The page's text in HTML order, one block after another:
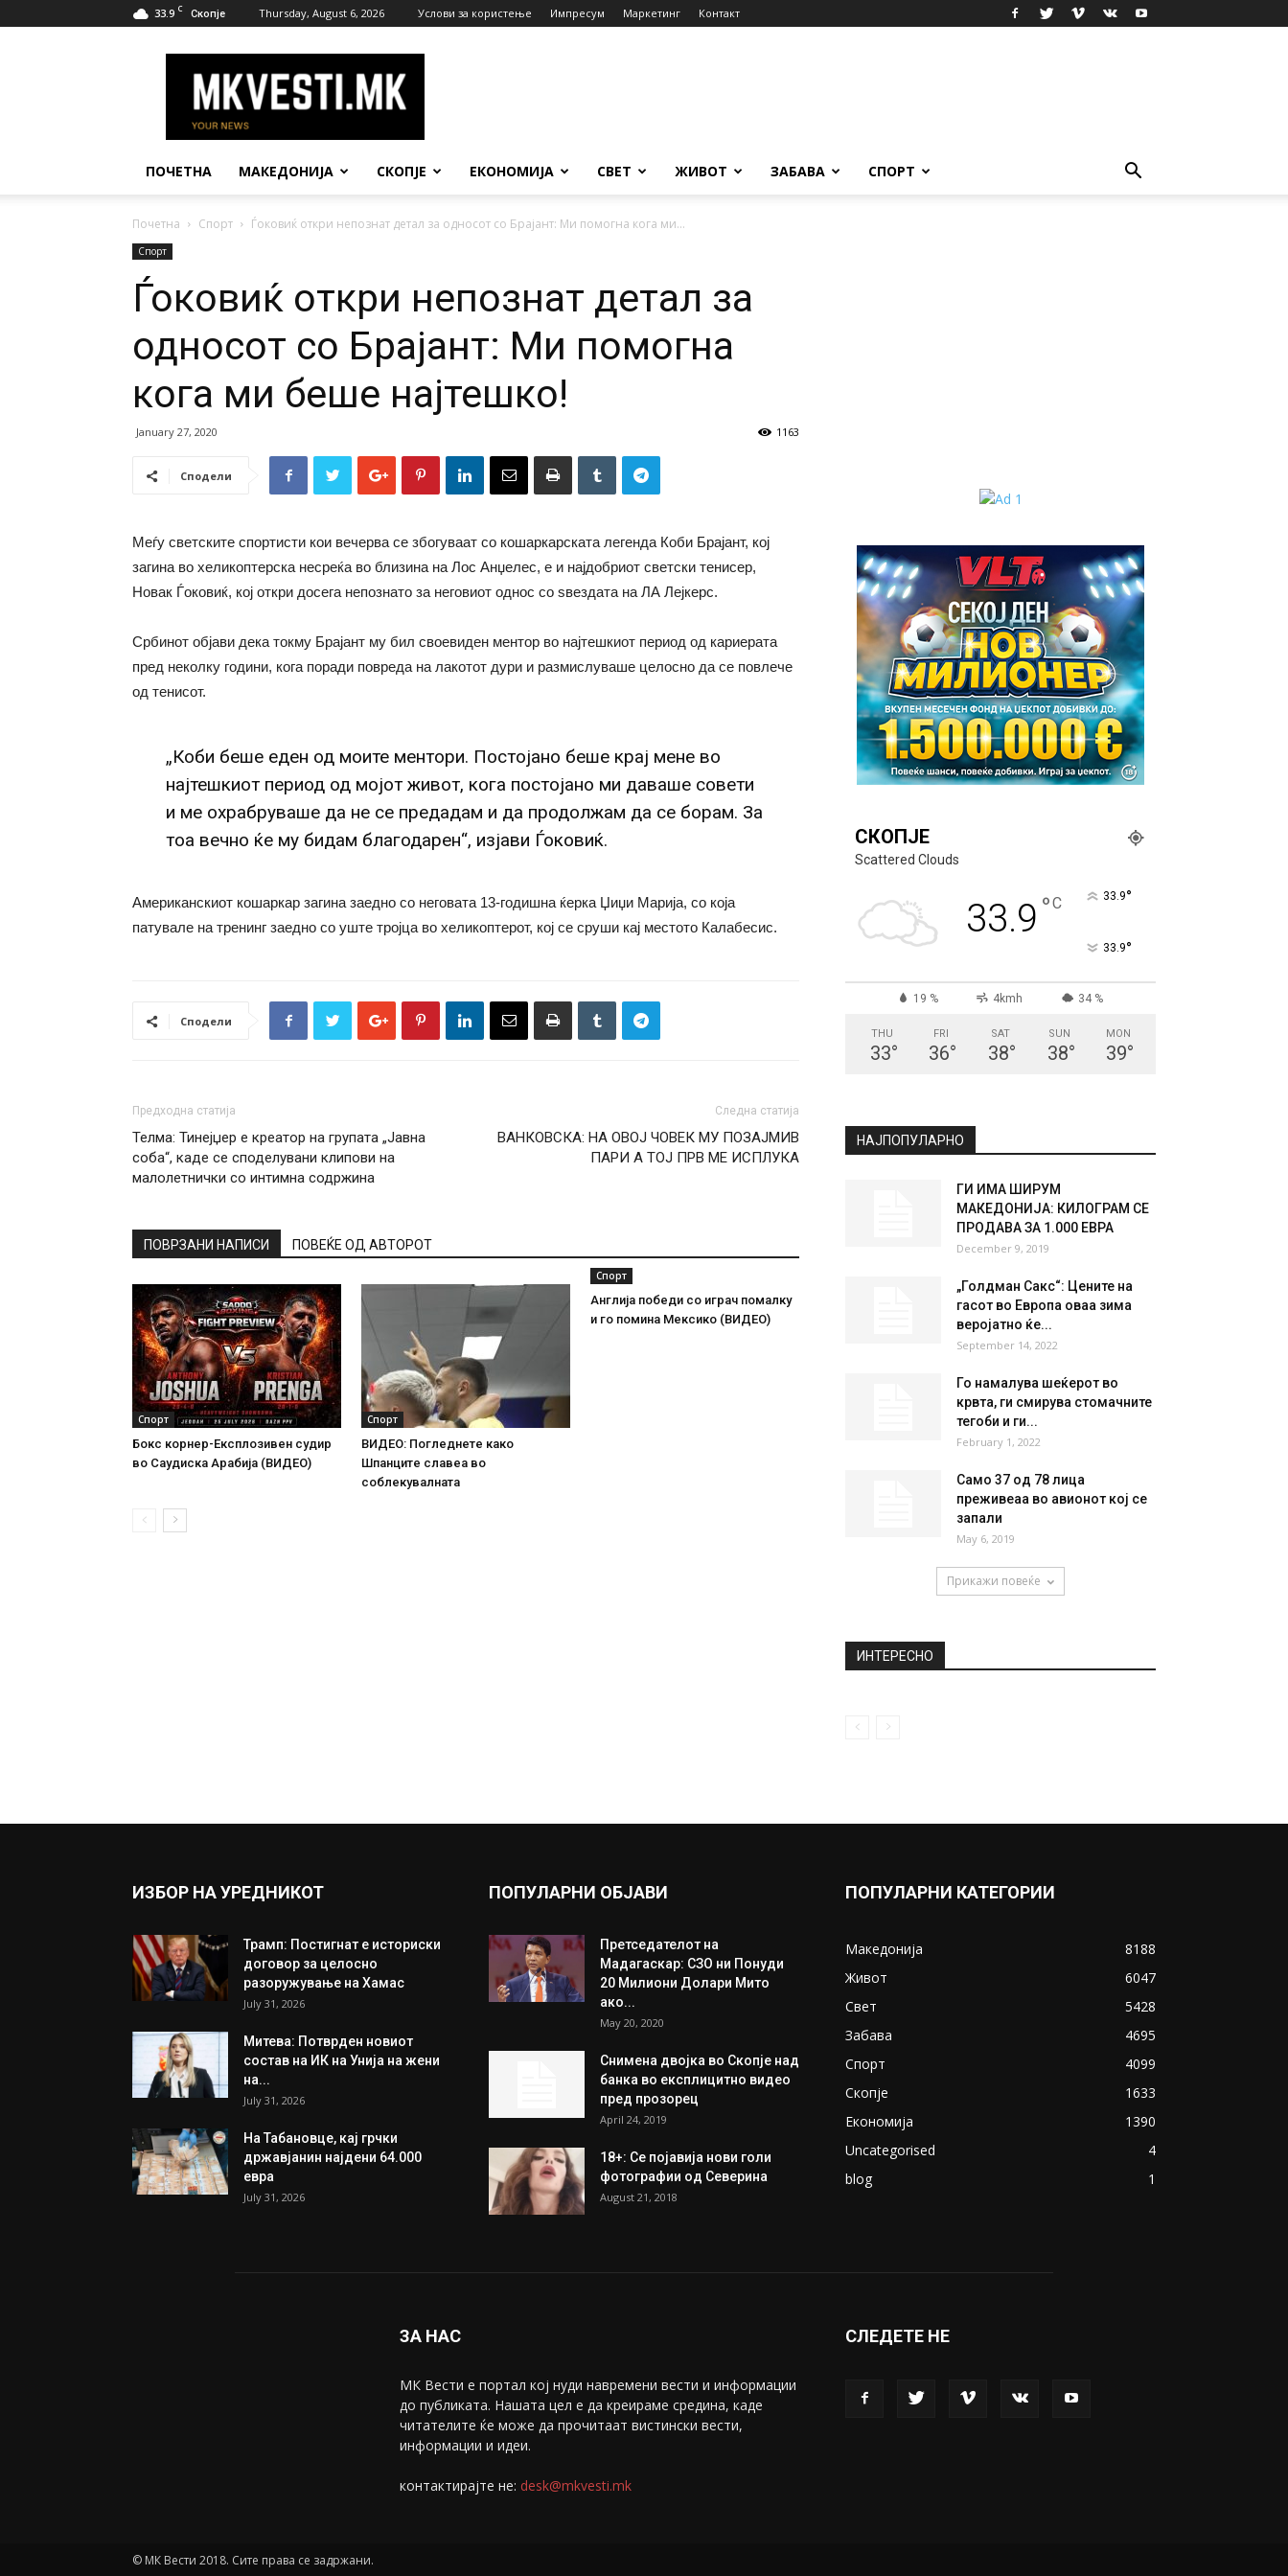
33.9 C Скопје Thursday, August 6, 2026 Услови за користење Импресум Маркетинг Контакт
Вести
ПОЧЕТНА МАКЕДОНИЈА СКОПЈЕ ЕКОНОМИЈА СВЕТ ЖИВОТ ЗАБАВА СПОРТ
Почетна Спорт Ѓоковиќ откри непознат детал за односот со Брајант: Ми помогна кога ми...
Спорт
Ѓоковиќ откри непознат детал за
односот со Брајант: Ми помогна
кога ми беше најтешко!
January 27, 2020 1163
Сподели
Меѓу светските спортисти кои вечерва се збогуваат со кошаркарската легенда Коби Брајант, кој
загина во хеликоптерска несреќа во близина на Лос Анџелес, е и најдобриот светски тенисер,
Новак Ѓоковиќ, кој откри досега непознато за неговиот однос со ѕвездата на ЛА Лејкерс.
Србинот објави дека токму Брајант му бил своевиден ментор во најтешкиот период од кариерата
пред неколку години, кога поради повреда на лакотот дури и размислуваше целосно да се повлече
од тенисот.
„Коби беше еден од моите ментори. Постојано беше крај мене во
најтешкиот период од мојот живот, кога постојано ми даваше совети
и ме охрабруваше да не се предадам и да продолжам да се борам. За
тоа вечно ќе му бидам благодарен“, изјави Ѓоковиќ.
Американскиот кошаркар загина заедно со неговата 13-годишна ќерка Џиџи Марија, со која
патувале на тренинг заедно со уште тројца во хеликоптерот, кој се сруши кај местото Калабесис.
Сподели
Предходна статија
Телма: Тинејџер е креатор на групата „Јавна
соба“, каде се споделувани клипови на
малолетнички со интимна содржина
Следна статија
ВАНКОВСКА: НА ОВОЈ ЧОВЕК МУ ПОЗАЈМИВ
ПАРИ А ТОЈ ПРВ МЕ ИСПЛУКА
ПОВРЗАНИ НАПИСИ ПОВЕЌЕ ОД АВТОРОТ
Спорт
Бокс корнер-Експлозивен судир
во Саудиска Арабија (ВИДЕО)
Спорт
ВИДЕО: Погледнете како
Шпанците славеа во
соблекувалната
Спорт
Англија победи со играч помалку
и го помина Мексико (ВИДЕО)
СКОПЈЕ
Scattered Clouds
33.9 °C 33.9°
33.9°
19 % 4kmh 34 %
THU
33°
FRI
36°
SAT
38°
SUN
38°
MON
39°
НАЈПОПУЛАРНО
ГИ ИМА ШИРУМ
МАКЕДОНИЈА: КИЛОГРАМ СЕ
ПРОДАВА ЗА 1.000 ЕВРА
December 9, 2019
„Голдман Сакс“: Цените на
гасот во Европа оваа зима
веројатно ќе...
September 14, 2022
Го намалува шеќерот во
крвта, ги смирува стомачните
тегоби и ги...
February 1, 2022
Само 37 од 78 лица
преживеаа во авионот кој се
запали
May 6, 2019
Прикажи повеќе
ИНТЕРЕСНО
ИЗБОР НА УРЕДНИКОТ
Трамп: Постигнат е историски
договор за целосно
разоружување на Хамас
July 31, 2026
Митева: Потврден новиот
состав на ИК на Унија на жени
на...
July 31, 2026
На Табановце, кај грчки
државјанин најдени 64.000
евра
July 31, 2026
ПОПУЛАРНИ ОБЈАВИ
Претседателот на
Мадагаскар: СЗО ни Понуди
20 Милиони Долари Мито
ако...
May 20, 2020
Снимена двојка во Скопје над
банка во експлицитно видео
пред прозорец
April 24, 2019
18+: Се појавија нови голи
фотографии од Северина
August 21, 2018
ПОПУЛАРНИ КАТЕГОРИИ
Македонија
8188
Живот
6047
Свет
5428
Забава
4695
Спорт
4099
Скопје
1633
Економија
1390
Uncategorised
4
blog
1
ЗА НАС
МК Вести е портал коj нуди навремени вести и информации
до публиката. Нашата цел е да креираме средина, каде
читателите ќе може да прочитаат вистински вести,
информации и идеи.
контактирајте не: desk@mkvesti.mk
СЛЕДЕТЕ НЕ
© МК Вести 2018. Сите права се задржани.